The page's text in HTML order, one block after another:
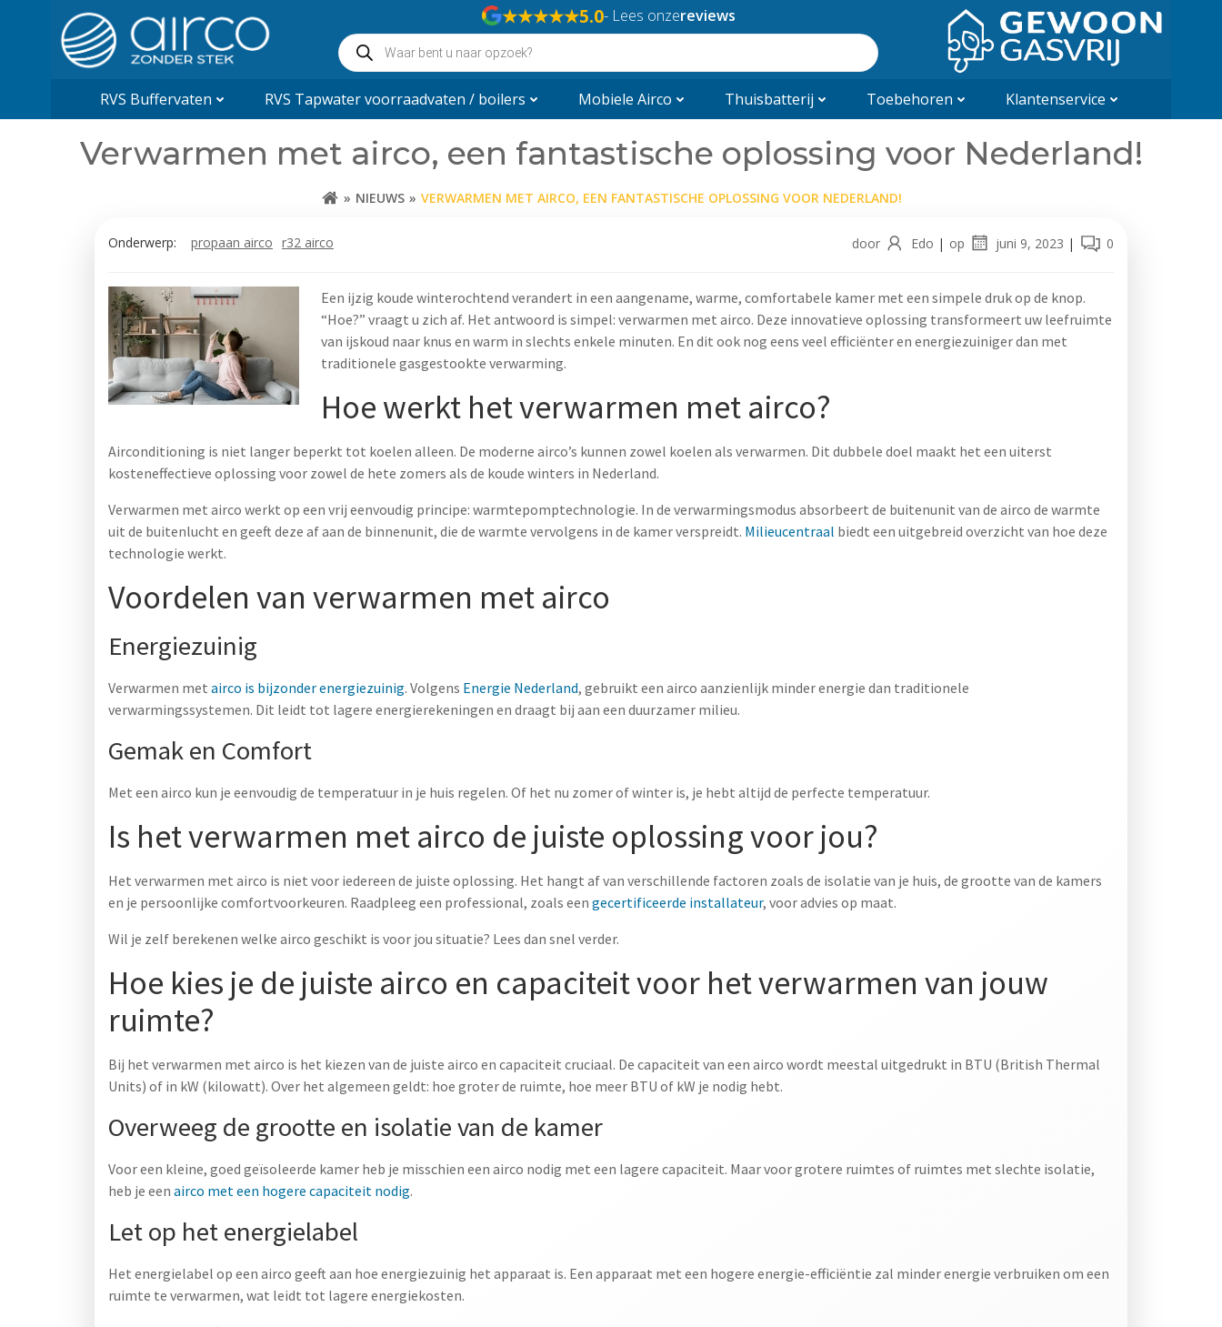
★★★★★5.0- Lees onzereviews
Producten
zoeken
RVS Buffervaten RVS Tapwater voorraadvaten / boilers Mobiele Airco Thuisbatterij Toebehoren Klantenservice
Verwarmen met airco, een fantastische oplossing voor Nederland!
NIEUWS VERWARMEN MET AIRCO, EEN FANTASTISCHE OPLOSSING VOOR NEDERLAND!
Onderwerp: propaan airco r32 airco door Edo | op juni 9, 2023 | 0
Een ijzig koude winterochtend verandert in een aangename, warme, comfortabele kamer met een simpele druk op de knop.
“Hoe?” vraagt u zich af. Het antwoord is simpel: verwarmen met airco. Deze innovatieve oplossing transformeert uw leefruimte
van ijskoud naar knus en warm in slechts enkele minuten. En dit ook nog eens veel efficiënter en energiezuiniger dan met
traditionele gasgestookte verwarming.
Hoe werkt het verwarmen met airco?
Airconditioning is niet langer beperkt tot koelen alleen. De moderne airco’s kunnen zowel koelen als verwarmen. Dit dubbele doel maakt het een uiterst
kosteneffectieve oplossing voor zowel de hete zomers als de koude winters in Nederland.
Verwarmen met airco werkt op een vrij eenvoudig principe: warmtepomptechnologie. In de verwarmingsmodus absorbeert de buitenunit van de airco de warmte
uit de buitenlucht en geeft deze af aan de binnenunit, die de warmte vervolgens in de kamer verspreidt. Milieucentraal biedt een uitgebreid overzicht van hoe deze
technologie werkt.
Voordelen van verwarmen met airco
Energiezuinig
Verwarmen met airco is bijzonder energiezuinig. Volgens Energie Nederland, gebruikt een airco aanzienlijk minder energie dan traditionele
verwarmingssystemen. Dit leidt tot lagere energierekeningen en draagt bij aan een duurzamer milieu.
Gemak en Comfort
Met een airco kun je eenvoudig de temperatuur in je huis regelen. Of het nu zomer of winter is, je hebt altijd de perfecte temperatuur.
Is het verwarmen met airco de juiste oplossing voor jou?
Het verwarmen met airco is niet voor iedereen de juiste oplossing. Het hangt af van verschillende factoren zoals de isolatie van je huis, de grootte van de kamers
en je persoonlijke comfortvoorkeuren. Raadpleeg een professional, zoals een gecertificeerde installateur, voor advies op maat.
Wil je zelf berekenen welke airco geschikt is voor jou situatie? Lees dan snel verder.
Hoe kies je de juiste airco en capaciteit voor het verwarmen van jouw
ruimte?
Bij het verwarmen met airco is het kiezen van de juiste airco en capaciteit cruciaal. De capaciteit van een airco wordt meestal uitgedrukt in BTU (British Thermal
Units) of in kW (kilowatt). Over het algemeen geldt: hoe groter de ruimte, hoe meer BTU of kW je nodig hebt.
Overweeg de grootte en isolatie van de kamer
Voor een kleine, goed geïsoleerde kamer heb je misschien een airco nodig met een lagere capaciteit. Maar voor grotere ruimtes of ruimtes met slechte isolatie,
heb je een airco met een hogere capaciteit nodig.
Let op het energielabel
Het energielabel op een airco geeft aan hoe energiezuinig het apparaat is. Een apparaat met een hogere energie-efficiëntie zal minder energie verbruiken om een
ruimte te verwarmen, wat leidt tot lagere energiekosten.